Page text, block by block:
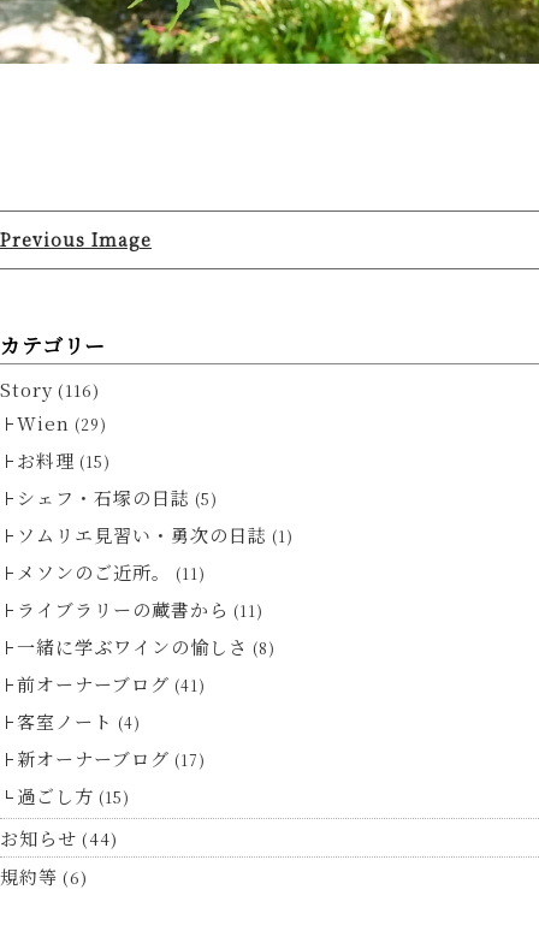
Previous Image
カテゴリー
Story (116)
Wien (29)
お料理 (15)
シェフ・石塚の日誌 (5)
ソムリエ見習い・勇次の日誌 (1)
メソンのご近所。 (11)
ライブラリーの蔵書から (11)
一緒に学ぶワインの愉しさ (8)
前オーナーブログ (41)
客室ノート (4)
新オーナーブログ (17)
過ごし方 (15)
お知らせ (44)
規約等 (6)